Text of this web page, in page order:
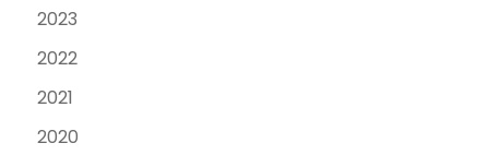
2023
2022
2021
2020